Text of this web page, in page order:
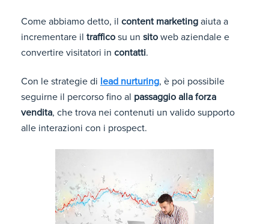
Come abbiamo detto, il content marketing aiuta a
incrementare il traffico su un sito web aziendale e
convertire visitatori in contatti.
Con le strategie di lead nurturing, è poi possibile
seguirne il percorso fino al passaggio alla forza
vendita, che trova nei contenuti un valido supporto
alle interazioni con i prospect.